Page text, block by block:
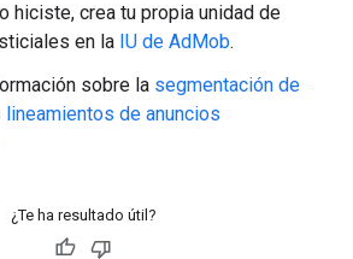
hiciste, crea tu propia unidad de
en la IU de AdMob.
sobre la segmentación de
lineamientos de anuncios
¿Te ha resultado útil?